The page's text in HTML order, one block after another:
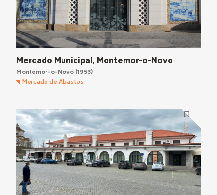
Mercado Municipal, Montemor-o-Novo
Montemor-o-Novo(1953)
Mercado de Abastos